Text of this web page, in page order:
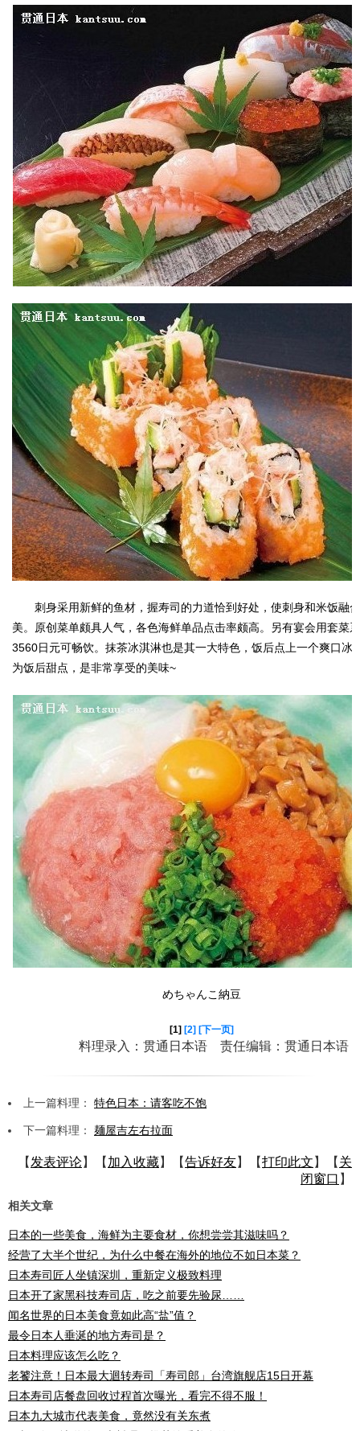
刺身采用新鲜的鱼材，握寿司的力道恰到好处，使刺身和米饭融
美。原创菜单颇具人气，各色海鲜单品点击率颇高。另有宴会用套菜
3560日元可畅饮。抹茶冰淇淋也是其一大特色，饭后点上一个爽口冰
为饭后甜点，是非常享受的美味~
めちゃんこ納豆
[1] [2] [下一页]
料理录入：贯通日本语 责任编辑：贯通日本语
上一篇料理： 特色日本：请客吃不饱
下一篇料理： 麺屋吉左右拉面
【 发表评论】【 加入收藏】【告诉好友】【打印此文 】【 关
闭窗口 】
相关文章
日本的一些美食，海鲜为主要食材，你想尝尝其滋味吗？
经营了大半个世纪，为什么中餐在海外的地位不如日本菜？
日本寿司匠人坐镇深圳，重新定义极致料理
日本开了家黑科技寿司店，吃之前要先验尿……
闻名世界的日本美食竟如此高“盐”值？
最令日本人垂涎的地方寿司是？
日本料理应该怎么吃？
老饕注意！日本最大迴转寿司「寿司郎」台湾旗舰店15日开幕
日本寿司店餐盘回收过程首次曝光，看完不得不服！
日本九大城市代表美食，竟然没有关东煮